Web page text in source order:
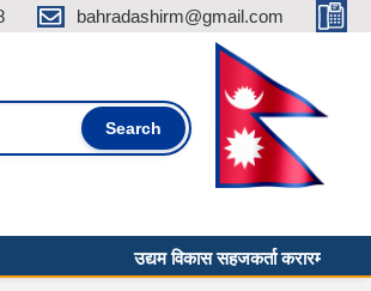
bahradashirm@gmail.com
form
उद्यम विकास सहजकर्ता करारमा पदपूर्ति